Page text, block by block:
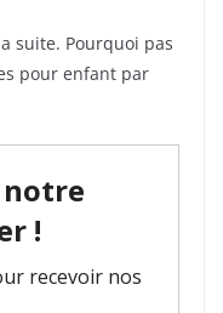
suite. Pourquoi pas
pour enfant par